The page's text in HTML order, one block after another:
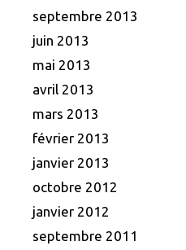
septembre 2013
juin 2013
mai 2013
avril 2013
mars 2013
février 2013
janvier 2013
octobre 2012
janvier 2012
septembre 2011